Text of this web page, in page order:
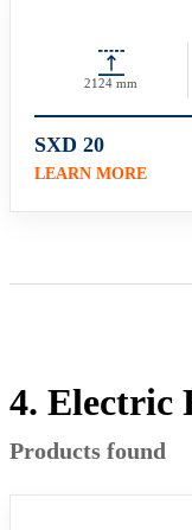
2124 mm
SXD 20
LEARN MORE
4. Electric
Products found